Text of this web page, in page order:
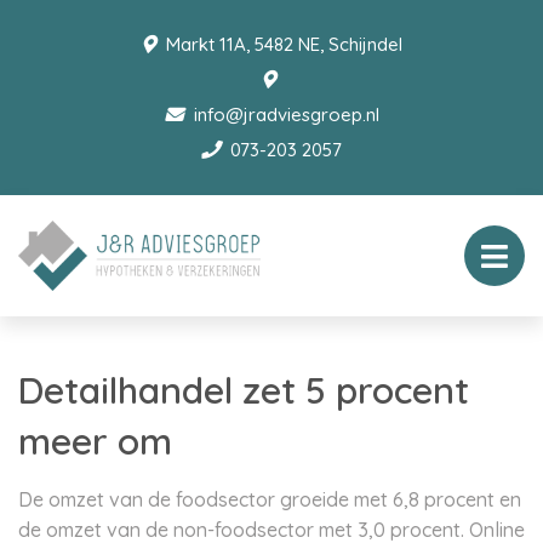
Markt 11A, 5482 NE, Schijndel
info@jradviesgroep.nl
073-203 2057
Detailhandel zet 5 procent
meer om
De omzet van de foodsector groeide met 6,8 procent en
de omzet van de non-foodsector met 3,0 procent. Online